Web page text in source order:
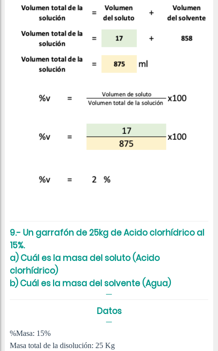
9.- Un garrafón de 25kg de Acido clorhídrico al
15%.
a) Cuál es la masa del soluto (Acido
clorhídrico)
b) Cuál es la masa del solvente (Agua)
Datos
%Masa: 15%
Masa total de la disolución: 25 Kg